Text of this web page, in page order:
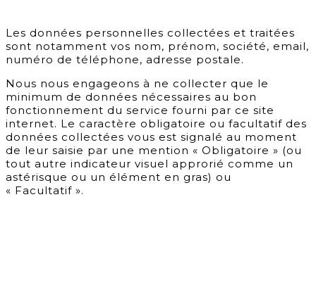
Les données personnelles collectées et traitées
sont notamment vos nom, prénom, société, email,
numéro de téléphone, adresse postale.
Nous nous engageons à ne collecter que le
minimum de données nécessaires au bon
fonctionnement du service fourni par ce site
internet. Le caractère obligatoire ou facultatif des
données collectées vous est signalé au moment
de leur saisie par une mention « Obligatoire » (ou
tout autre indicateur visuel approrié comme un
astérisque ou un élément en gras) ou
« Facultatif ».